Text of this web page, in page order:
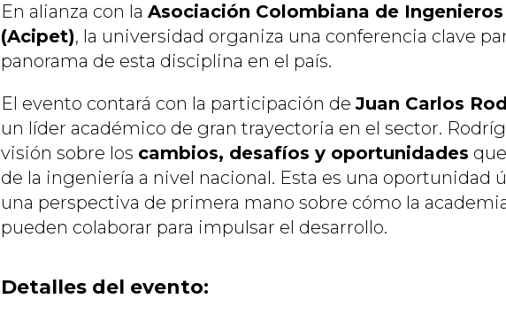
En alianza con la Asociación Colombiana de
(Acipet), la universidad organiza una conferencia clave
panorama de esta disciplina en el país.
El evento contará con la participación deJuan Carlos
un líder académico de gran trayectoria en el sector.
visión sobre los cambios, desafíos y oportunidades
de la ingeniería a nivel nacional. Esta es una oportunidad
una perspectiva de primera mano sobre cómo la
pueden colaborar para impulsar el desarrollo.
Detalles del evento: